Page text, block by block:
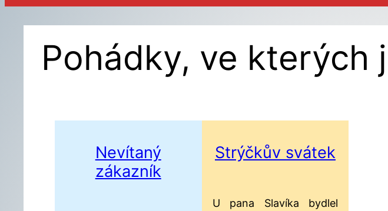
Pohádky, ve kterých
Nevítaný
zákazník
Strýčkův svátek
U pana Slavíka bydlel